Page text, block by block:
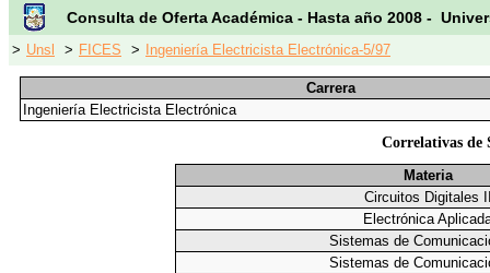
Consulta de Oferta Académica - Hasta año 2008 -
> Unsl > FICES > Ingeniería Electricista Electrónica-5/97
Carrera
Ingeniería Electricista Electrónica
Correlativas de
Materia
Circuitos Digitales
Electrónica
Sistemas de
Sistemas de